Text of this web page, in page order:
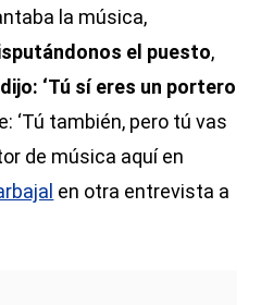
la música,
el puesto,
‘Tú sí eres un portero
‘Tú también, pero tú vas
de música aquí en
en otra entrevista a